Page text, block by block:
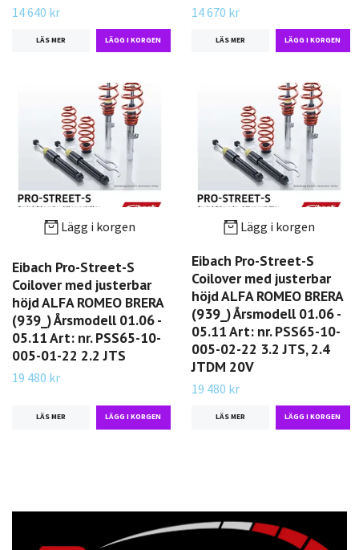
14 640 kr
LÄS MER
14 670 kr
LÄS MER
Lägg i korgen
Eibach Pro-Street-S
Coilover med justerbar
höjd ALFA ROMEO BRERA
(939_) Årsmodell 01.06 -
05.11 Art: nr. PSS65-10-
005-01-22 2.2 JTS
19 480 kr
LÄS MER
Lägg i korgen
Eibach Pro-Street-S
Coilover med justerbar
höjd ALFA ROMEO BRERA
(939_) Årsmodell 01.06 -
05.11 Art: nr. PSS65-10-
005-02-22 3.2 JTS, 2.4
JTDM 20V
19 480 kr
LÄS MER